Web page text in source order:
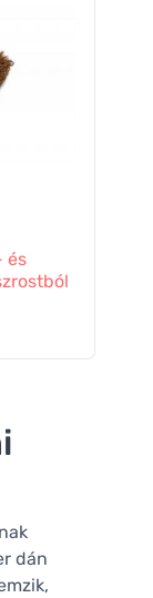
és
dán